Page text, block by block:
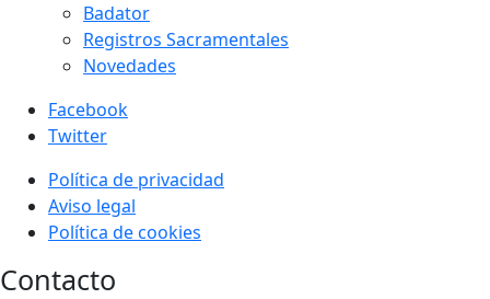
Badator
Registros Sacramentales
Novedades
Facebook
Twitter
Política de privacidad
Aviso legal
Política de cookies
Contacto